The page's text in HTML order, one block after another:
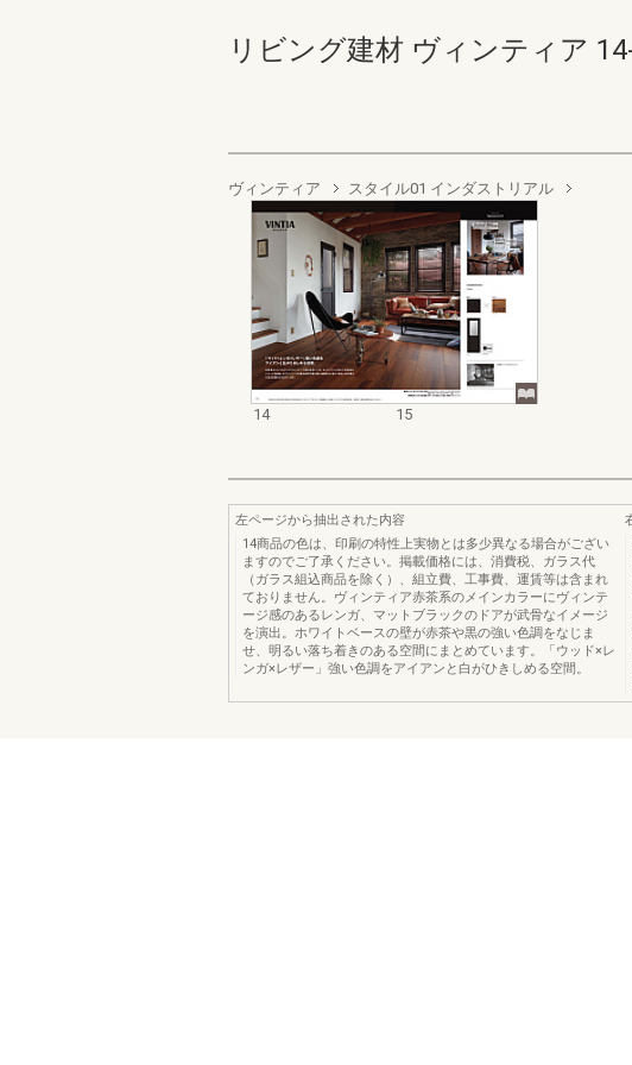
リビング建材 ヴィンティア
ヴィンティア スタイル01 インダストリアル
14 15
左ページから抽出された内容
14商品の色は、印刷の特性上実物とは多少異なる場合がござい
ますのでご了承ください。掲載価格には、消費税、ガラス代
（ガラス組込商品を除く）、組立費、工事費、運賃等は含まれ
ておりません。ヴィンティア赤茶系のメインカラーにヴィンテ
ージ感のあるレンガ、マットブラックのドアが武骨なイメージ
を演出。ホワイトベースの壁が赤茶や黒の強い色調をなじま
せ、明るい落ち着きのある空間にまとめています。「ウッド×レ
ンガ×レザー」強い色調をアイアンと白がひきしめる空間。